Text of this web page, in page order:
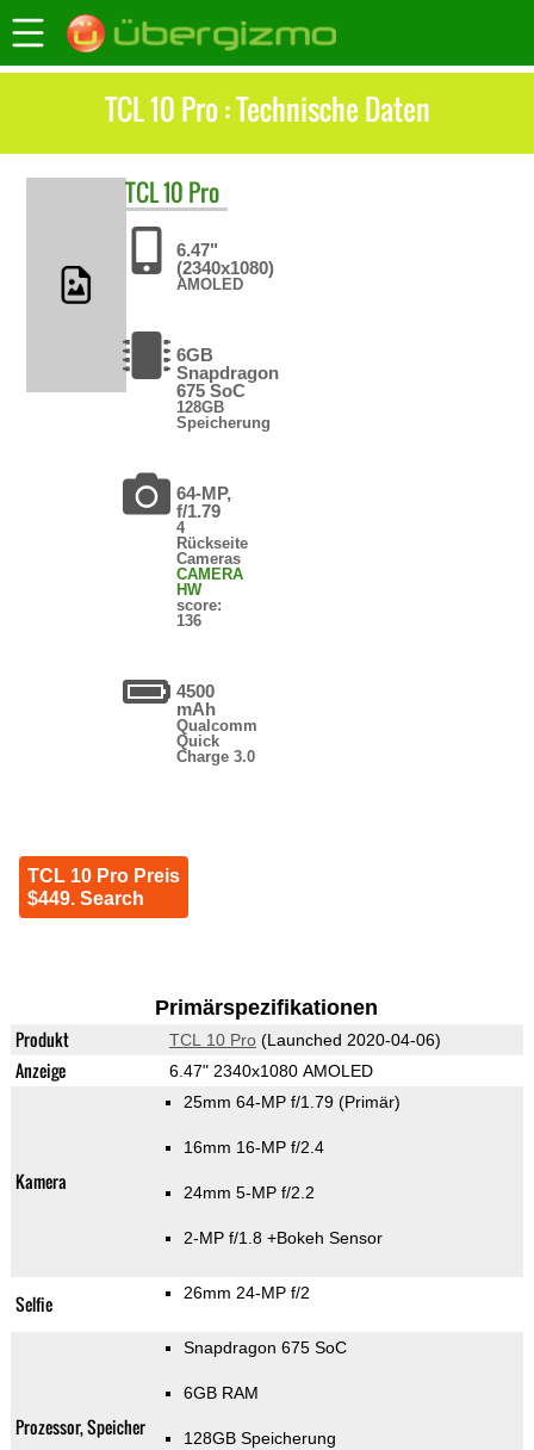
TCL 10 Pro : Technische Daten
TCL10 Pro
6.47"
(2340x1080)
AMOLED
6GB
Snapdragon
675 SoC
128GB
Speicherung
64-MP,
f/1.79
4
Rückseite
Cameras
CAMERA
HW
score:
136
4500
mAh
Qualcomm
Quick
Charge 3.0
TCL 10 Pro Preis
$449. Search
Primärspezifikationen
Produkt TCL 10 Pro(Launched 2020-04-06)
Anzeige 6.47" 2340x1080 AMOLED
Kamera
25mm 64-MP f/1.79 (Primär)
16mm 16-MP f/2.4
24mm 5-MP f/2.2
2-MP f/1.8 +Bokeh Sensor
Selfie 26mm 24-MP f/2
Prozessor, Speicher
Snapdragon 675 SoC
6GB RAM
128GB Speicherung